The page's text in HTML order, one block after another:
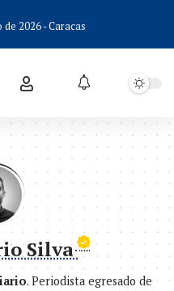
2026 - Caracas
Silva
. Periodista egresado de